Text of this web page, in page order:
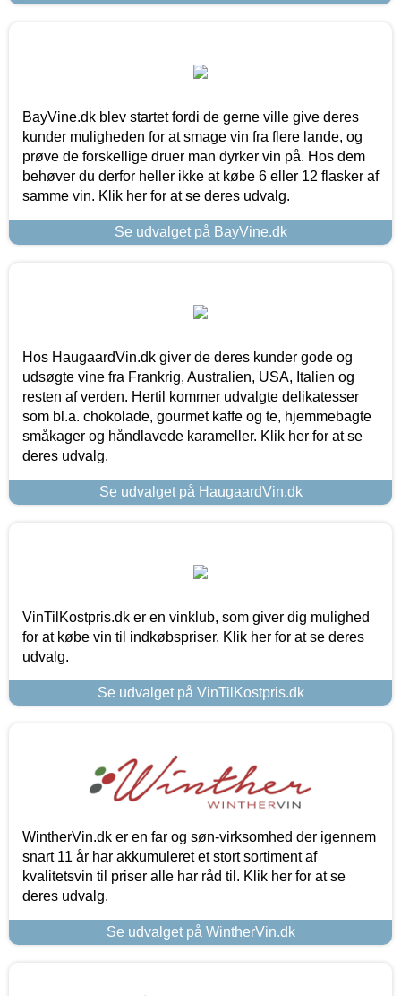
BayVine.dk blev startet fordi de gerne ville give deres
kunder muligheden for at smage vin fra flere lande, og
prøve de forskellige druer man dyrker vin på. Hos dem
behøver du derfor heller ikke at købe 6 eller 12 flasker af
samme vin. Klik her for at se deres udvalg.
Se udvalget på BayVine.dk
Hos HaugaardVin.dk giver de deres kunder gode og
udsøgte vine fra Frankrig, Australien, USA, Italien og
resten af verden. Hertil kommer udvalgte delikatesser
som bl.a. chokolade, gourmet kaffe og te, hjemmebagte
småkager og håndlavede karameller. Klik her for at se
deres udvalg.
Se udvalget på HaugaardVin.dk
VinTilKostpris.dk er en vinklub, som giver dig mulighed
for at købe vin til indkøbspriser. Klik her for at se deres
udvalg.
Se udvalget på VinTilKostpris.dk
WintherVin.dk er en far og søn-virksomhed der igennem
snart 11 år har akkumuleret et stort sortiment af
kvalitetsvin til priser alle har råd til. Klik her for at se
deres udvalg.
Se udvalget på WintherVin.dk